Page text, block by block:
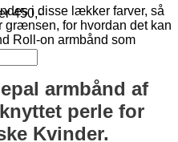
450,-i disse lækker farver, så
for hvordan det kan
Roll-on armbånd som
armbånd af
perle for
Kvinder.